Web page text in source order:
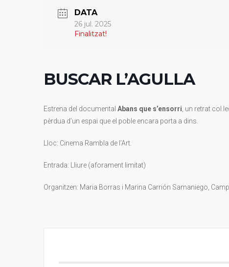
DATA
26 jul. 2025
Finalitzat!
BUSCAR L’AGULLA
Estrena del documental Abans que s’ensorri , un retrat
pèrdua d’un espai que el poble encara porta a dins.
Lloc: Cinema Rambla de l’Art.
Entrada: Lliure (aforament limitat)
Organitzen: Maria Borras i Marina Carrión Samaniego,